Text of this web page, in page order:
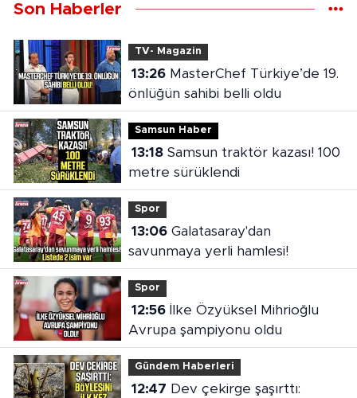
Son Haberler
TV- Magazin
13:26MasterChef Türkiye’de 19.
önlüğün sahibi belli oldu
Samsun Haber
13:18Samsun traktör kazası! 100
metre sürüklendi
Spor
13:06Galatasaray'dan
savunmaya yerli hamlesi!
Spor
12:56İlke Özyüksel Mihrioğlu
Avrupa şampiyonu oldu
Gündem Haberleri
12:47